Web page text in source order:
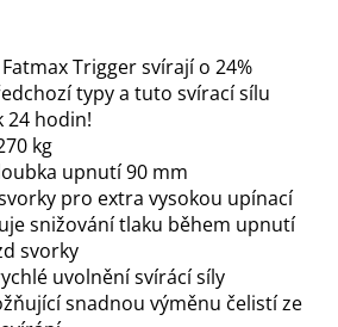
Trigger svírají o 24%
typy a tuto svírací sílu
24 hodin!
kg
upnutí 90 mm
pro extra vysokou upínací
snižování tlaku během upnutí
svorky
uvolnění svírácí síly
snadnou výměnu čelistí ze